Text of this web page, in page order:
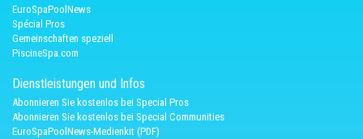
EuroSpaPoolNews
Spécial Pros
Gemeinschaften speziell
PiscineSpa.com
Dienstleistungen und Infos
Abonnieren Sie kostenlos bei Special Pros
Abonnieren Sie kostenlos bei Special Communities
EuroSpaPoolNews-Medienkit (PDF)